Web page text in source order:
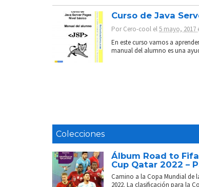
Curso de Java
PorCero-cool el5 mayo, 2017
En este curso vamos a
manual del alumno es una
Colecciones
Álbum Road to
Cup Qatar 2022 –
Camino a la Copa Mundial de
2022. La clasificación para la